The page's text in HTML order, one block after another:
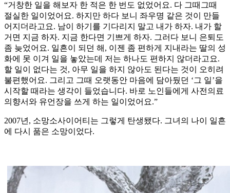
“거창한 일을 해보자 한 적은 한 번도 없었어요. 다 그때그때
절실한 일이었어요. 하지만 하다 보니 좌우명 같은 것이 만들
어지더라고요. 남이 하기를 기다리지 말고 내가 하자. 내가 할
거면 지금 하자. 지금 한다면 기쁘게 하자. 그러다 보니 은퇴도
좀 늦었어요. 일흔이 되던 해, 이젠 좀 편하게 지내라는 딸의 성
화에 못 이겨 일을 놓았는데 저는 하나도 편하지 않더라고요.
할 일이 없다는 것, 아무 일을 하지 않아도 된다는 것이 오히려
불편했어요. 그리고 그때 오랫동안 마음에 담아뒀던 ‘그 일’을
시작할 때라는 생각이 들었습니다. 바로 노인들에게 사전의료
의향서와 유언장을 쓰게 하는 일이었어요.”
2007년, 소망소사이어티는 그렇게 탄생됐다. 그녀의 나이 일흔
에 다시 품은 소망이었다.